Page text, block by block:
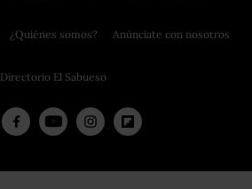
¿Quiénes somos?
Directorio El Sabueso
Anúnciate con nosotros